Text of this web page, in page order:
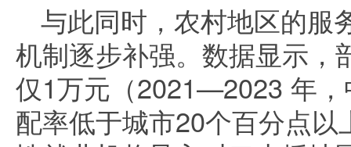
与此同时，农村地区的服
机制逐步补强。数据显示，
仅1万元（2021—2023 年
配率低于城市20个百分点